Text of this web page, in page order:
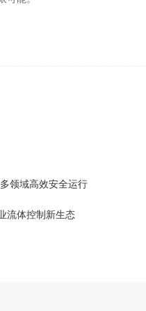
领域高效安全运行
流体控制新生态